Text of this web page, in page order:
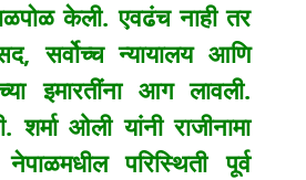
केली. एवढंच नाही तर
सर्वोच्च न्यायालय आणि
इमारतींना आग लावली.
ओली यांनी राजीनामा
परिस्थिती पूर्व